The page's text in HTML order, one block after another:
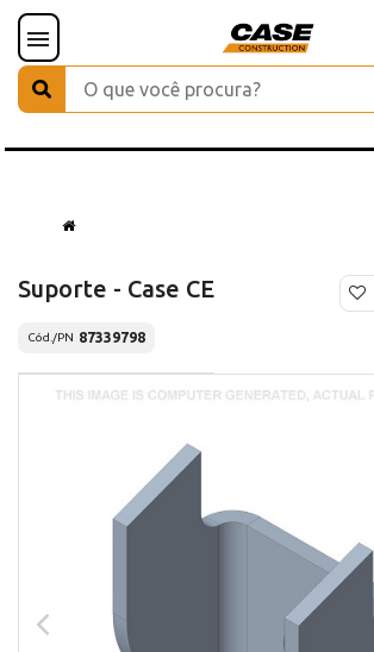
Suporte - Case CE
Cód./PN 87339798